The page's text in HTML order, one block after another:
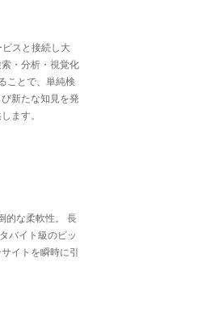
スと接続し大
・分析・視覚化
ことで、単純検
新たな知見を発
ます。
的な柔軟性。 長
バイト級のビッ
イトを瞬時に引